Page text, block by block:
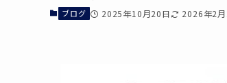
ブログ 2025年10月20日 2026年2